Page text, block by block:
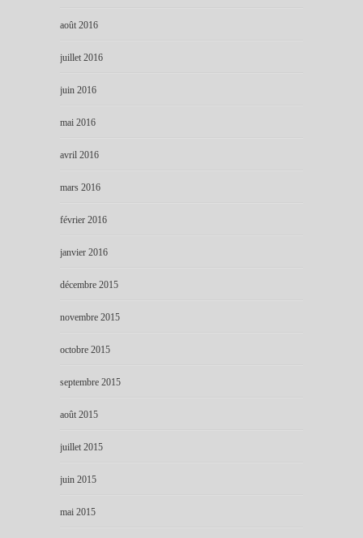
août 2016
juillet 2016
juin 2016
mai 2016
avril 2016
mars 2016
février 2016
janvier 2016
décembre 2015
novembre 2015
octobre 2015
septembre 2015
août 2015
juillet 2015
juin 2015
mai 2015